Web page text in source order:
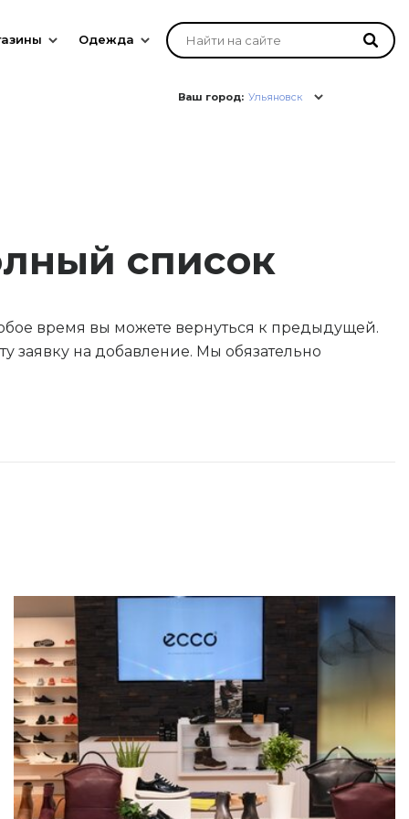
Одежда
Ваш город: Ульяновск
список
время вы можете вернуться к предыдущей.
на добавление. Мы обязательно